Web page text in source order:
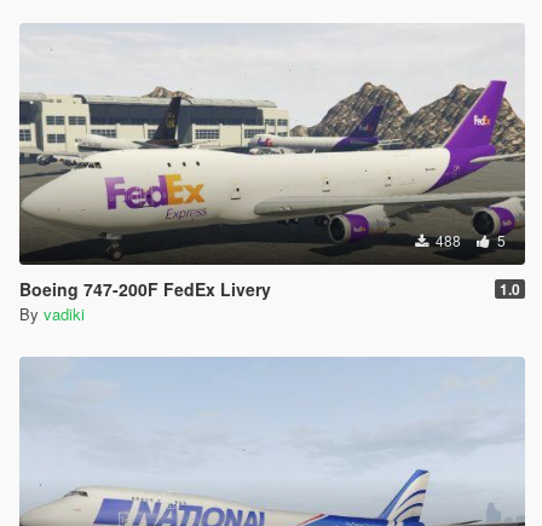
488 5
Boeing 747-200F FedEx Livery 1.0
By vadiki